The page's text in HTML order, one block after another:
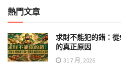
熱門文章
求財不能犯的錯：
的真正原因
31 7 月, 2026